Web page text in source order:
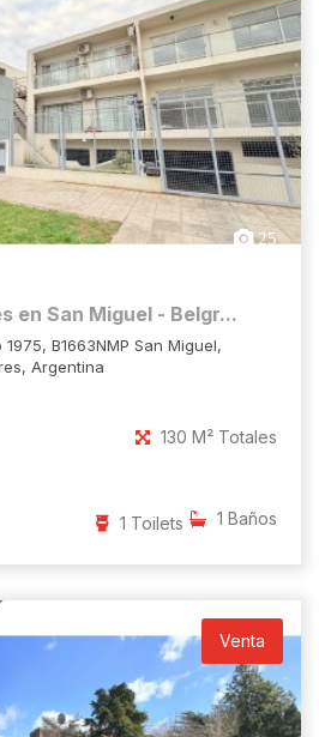
25
en San Miguel - Belgr...
B1663NMP San Miguel,
Argentina
130 M² Totales
1 Baños
1 Toilets
Venta